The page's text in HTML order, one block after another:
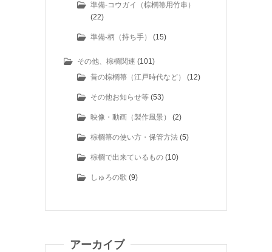
準備-コウガイ（棕櫚箒用竹串）
(22)
準備-柄（持ち手） (15)
その他、棕櫚関連 (101)
昔の棕櫚箒（江戸時代など）
(12)
その他お知らせ等 (53)
映像・動画（製作風景） (2)
棕櫚箒の使い方・保管方法 (5)
棕櫚で出来ているもの (10)
しゅろの歌 (9)
アーカイブ